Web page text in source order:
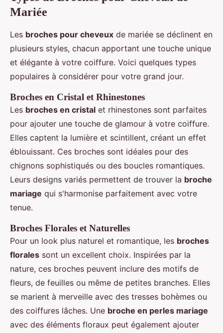
Mariée
Les broches pour cheveux de mariée se déclinent en
plusieurs styles, chacun apportant une touche unique
et élégante à votre coiffure. Voici quelques types
populaires à considérer pour votre grand jour.
Broches en Cristal et Rhinestones
Les broches en cristal et rhinestones sont parfaites
pour ajouter une touche de glamour à votre coiffure.
Elles captent la lumière et scintillent, créant un effet
éblouissant. Ces broches sont idéales pour des
chignons sophistiqués ou des boucles romantiques.
Leurs designs variés permettent de trouver la broche
mariage qui s'harmonise parfaitement avec votre
tenue.
Broches Florales et Naturelles
Pour un look plus naturel et romantique, les broches
florales sont un excellent choix. Inspirées par la
nature, ces broches peuvent inclure des motifs de
fleurs, de feuilles ou même de petites branches. Elles
se marient à merveille avec des tresses bohèmes ou
des coiffures lâches. Une broche en perles mariage
avec des éléments floraux peut également ajouter